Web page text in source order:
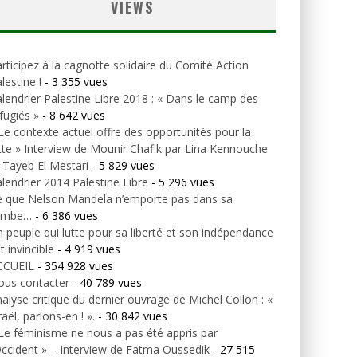
VIEWS
à la cagnotte solidaire du Comité Action
! - 3 355 vues
Palestine Libre 2018 : « Dans le camp des
» - 8 642 vues
contexte actuel offre des opportunités pour la
» Interview de Mounir Chafik par Lina Kennouche
El Mestari - 5 829 vues
2014 Palestine Libre - 5 296 vues
que Nelson Mandela n’emporte pas dans sa
- 6 386 vues
peuple qui lutte pour sa liberté et son indépendance
invincible - 4 919 vues
- 354 928 vues
contacter - 40 789 vues
critique du dernier ouvrage de Michel Collon : «
parlons-en ! ». - 30 842 vues
féminisme ne nous a pas été appris par
» – Interview de Fatma Oussedik - 27 515